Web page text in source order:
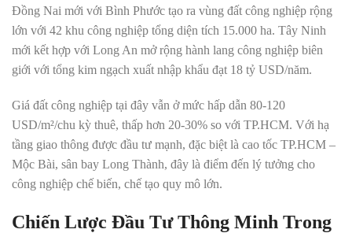
Đồng Nai mới với Bình Phước tạo ra vùng đất công nghiệp rộng
lớn với 42 khu công nghiệp tổng diện tích 15.000 ha. Tây Ninh
mới kết hợp với Long An mở rộng hành lang công nghiệp biên
giới với tổng kim ngạch xuất nhập khẩu đạt 18 tỷ USD/năm.
Giá đất công nghiệp tại đây vẫn ở mức hấp dẫn 80-120
USD/m²/chu kỳ thuê, thấp hơn 20-30% so với TP.HCM. Với hạ
tầng giao thông được đầu tư mạnh, đặc biệt là cao tốc TP.HCM –
Mộc Bài, sân bay Long Thành, đây là điểm đến lý tưởng cho
công nghiệp chế biến, chế tạo quy mô lớn.
Chiến Lược Đầu Tư Thông Minh Trong